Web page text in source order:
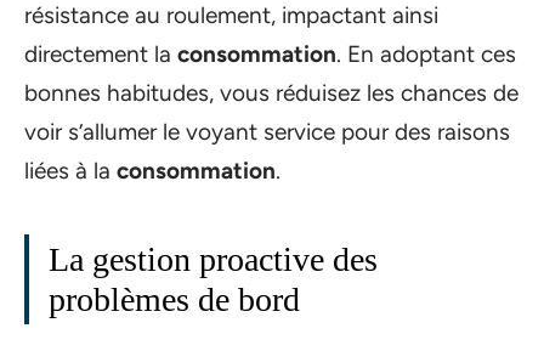
résistance au roulement, impactant ainsi
directement la consommation. En adoptant ces
bonnes habitudes, vous réduisez les chances de
voir s’allumer le voyant service pour des raisons
liées à la consommation.
La gestion proactive des
problèmes de bord